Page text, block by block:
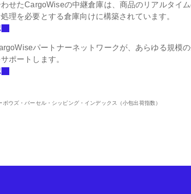
せたCargoWiseの中継倉庫は、商品のリアルタイ
理を必要とする倉庫向けに構築されています。
パートナーネットワークが、あらゆる規模
ポートします。
ボウズ・パーセル・シッピング・インデックス（小包出荷指数）